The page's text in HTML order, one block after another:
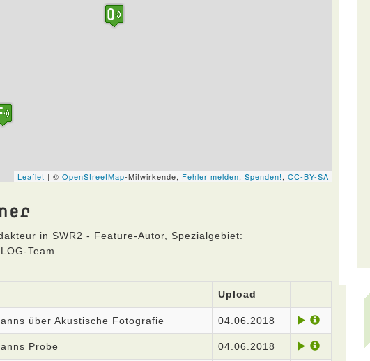
in SWR2 - Feature-Autor, Spezialgebiet:
Team
Upload
über Akustische Fotografie 04.06.2018
Probe 04.06.2018